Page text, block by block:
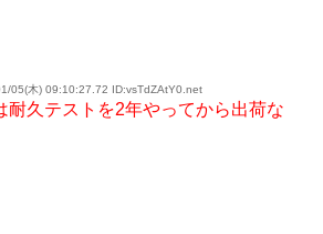
05(木) 09:10:27.72 ID:vsTdZAtY0.net
耐久テストを2年やってから出荷な